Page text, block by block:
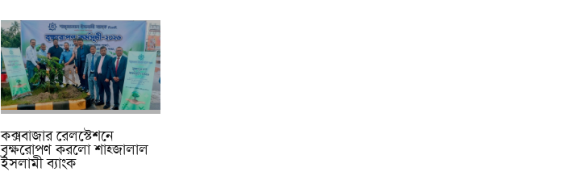
কক্সবাজার রেলস্টেশনে
বৃক্ষরোপণ করলো শাহ্জালাল
ইসলামী ব্যাংক